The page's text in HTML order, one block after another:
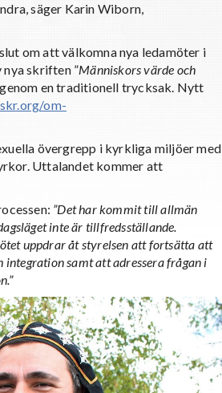
säger Karin Wiborn,
om att välkomna nya ledamöter i
nya skriften ”Människors värde och
en traditionell trycksak. Nytt
om-
övergrepp i kyrkliga miljöer med
Uttalandet kommer att
”Det har kommit till allmän
inte är tillfredsställande.
uppdrar åt styrelsen att fortsätta att
samt att adressera frågan i